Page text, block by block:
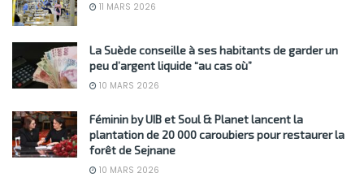
11 MARS 2026
La Suède conseille à ses habitants de garder un
peu d’argent liquide “au cas où”
10 MARS 2026
Féminin by UIB et Soul & Planet lancent la
plantation de 20 000 caroubiers pour restaurer la
forêt de Sejnane
10 MARS 2026